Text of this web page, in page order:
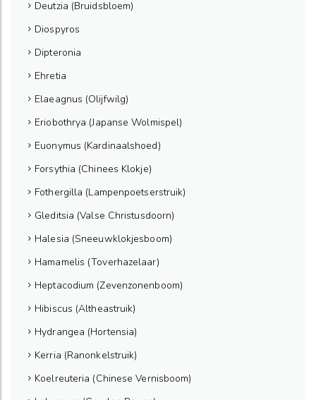
Deutzia (Bruidsbloem)
Diospyros
Dipteronia
Ehretia
Elaeagnus (Olijfwilg)
Eriobothrya (Japanse Wolmispel)
Euonymus (Kardinaalshoed)
Forsythia (Chinees Klokje)
Fothergilla (Lampenpoetserstruik)
Gleditsia (Valse Christusdoorn)
Halesia (Sneeuwklokjesboom)
Hamamelis (Toverhazelaar)
Heptacodium (Zevenzonenboom)
Hibiscus (Altheastruik)
Hydrangea (Hortensia)
Kerria (Ranonkelstruik)
Koelreuteria (Chinese Vernisboom)